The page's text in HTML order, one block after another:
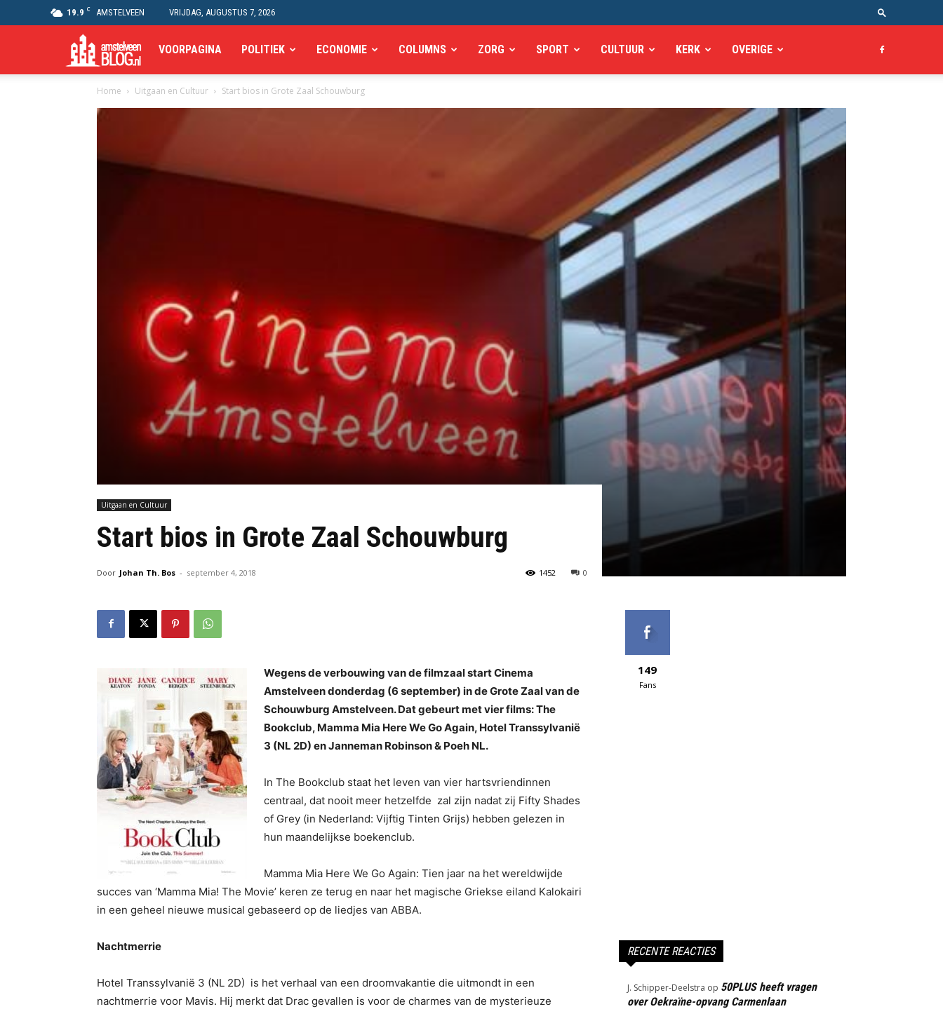
19.9 C AMSTELVEEN VRIJDAG, AUGUSTUS 7, 2026
Amstelveen
Blog
VOORPAGINA POLITIEK ECONOMIE COLUMNS ZORG SPORT CULTUUR KERK OVERIGE
Home Uitgaan en Cultuur Start bios in Grote Zaal Schouwburg
Uitgaan en Cultuur
Start bios in Grote Zaal Schouwburg
Door Johan Th. Bos - september 4, 2018 0
1452
Wegens de verbouwing van de filmzaal start Cinema
Amstelveen donderdag (6 september) in de Grote Zaal van de
Schouwburg Amstelveen. Dat gebeurt met vier films: The
Bookclub, Mamma Mia Here We Go Again, Hotel Transsylvanië
3 (NL 2D) en Janneman Robinson & Poeh NL.
In The Bookclub staat het leven van vier hartsvriendinnen
centraal, dat nooit meer hetzelfde zal zijn nadat zij Fifty Shades
of Grey (in Nederland: Vijftig Tinten Grijs) hebben gelezen in
hun maandelijkse boekenclub.
Mamma Mia Here We Go Again: Tien jaar na het wereldwijde
succes van ‘Mamma Mia! The Movie’ keren ze terug en naar het magische Griekse eiland Kalokairi
in een geheel nieuwe musical gebaseerd op de liedjes van ABBA.
Nachtmerrie
Hotel Transsylvanië 3 (NL 2D) is het verhaal van een droomvakantie die uitmondt in een
nachtmerrie voor Mavis. Hij merkt dat Drac gevallen is voor de charmes van de mysterieuze
149
Fans
RECENTE REACTIES
J. Schipper-Deelstra op 50PLUS heeft vragen
over Oekraïne-opvang Carmenlaan